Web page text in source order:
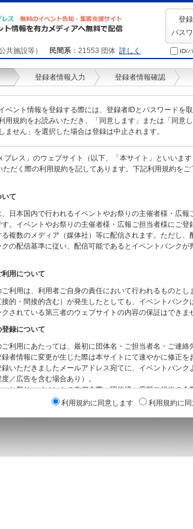
登
パス
共施設等） 民間系： 21553 団体 詳しく ID/
登録者情報入力 登録者情報確認
ベント情報を登録する際には、登録者IDとパスワードを
用規約をお読みいただき、「同意します」または「同意
ません」を選択した場合は登録は中止されます。
利用規約に同意します 利用規約に